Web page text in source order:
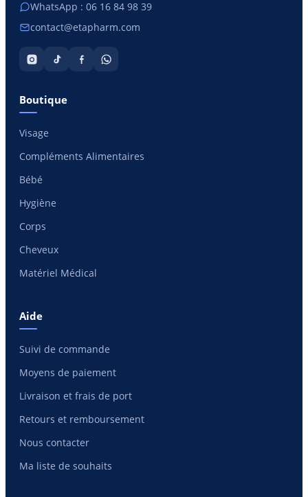
WhatsApp : 06 16 84 98 39
contact@etapharm.com
Boutique
Visage
Compléments Alimentaires
Bébé
Hygiène
Corps
Cheveux
Matériel Médical
Aide
Suivi de commande
Moyens de paiement
Livraison et frais de port
Retours et remboursement
Nous contacter
Ma liste de souhaits